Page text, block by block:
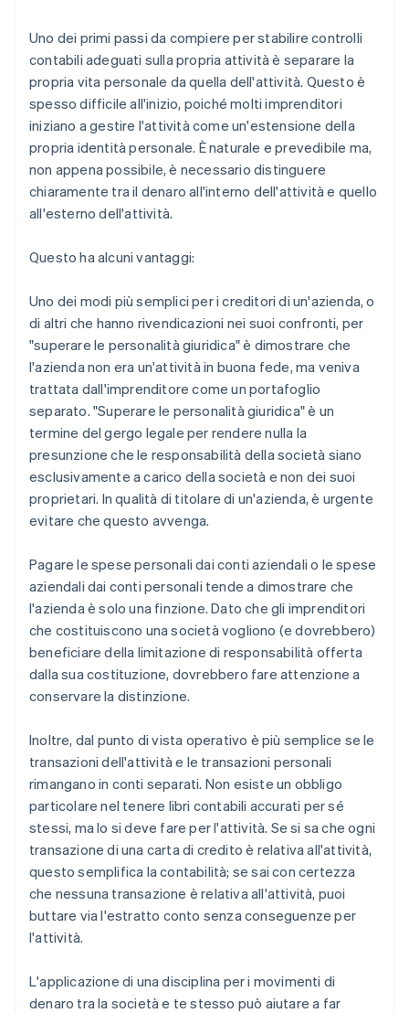
Uno dei primi passi da compiere per stabilire controlli
contabili adeguati sulla propria attività è separare la
propria vita personale da quella dell'attività. Questo è
spesso difficile all'inizio, poiché molti imprenditori
iniziano a gestire l'attività come un'estensione della
propria identità personale. È naturale e prevedibile ma,
non appena possibile, è necessario distinguere
chiaramente tra il denaro all'interno dell'attività e quello
all'esterno dell'attività.
Questo ha alcuni vantaggi:
Uno dei modi più semplici per i creditori di un'azienda, o
di altri che hanno rivendicazioni nei suoi confronti, per
"superare le personalità giuridica" è dimostrare che
l'azienda non era un'attività in buona fede, ma veniva
trattata dall'imprenditore come un portafoglio
separato. "Superare le personalità giuridica" è un
termine del gergo legale per rendere nulla la
presunzione che le responsabilità della società siano
esclusivamente a carico della società e non dei suoi
proprietari. In qualità di titolare di un'azienda, è urgente
evitare che questo avvenga.
Pagare le spese personali dai conti aziendali o le spese
aziendali dai conti personali tende a dimostrare che
l'azienda è solo una finzione. Dato che gli imprenditori
che costituiscono una società vogliono (e dovrebbero)
beneficiare della limitazione di responsabilità offerta
dalla sua costituzione, dovrebbero fare attenzione a
conservare la distinzione.
Inoltre, dal punto di vista operativo è più semplice se le
transazioni dell'attività e le transazioni personali
rimangano in conti separati. Non esiste un obbligo
particolare nel tenere libri contabili accurati per sé
stessi, ma lo si deve fare per l'attività. Se si sa che ogni
transazione di una carta di credito è relativa all'attività,
questo semplifica la contabilità; se sai con certezza
che nessuna transazione è relativa all'attività, puoi
buttare via l'estratto conto senza conseguenze per
l'attività.
L'applicazione di una disciplina per i movimenti di
denaro tra la società e te stesso può aiutare a far